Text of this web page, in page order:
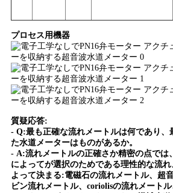
PRIVACY
POLICY
プロセス用機器
質疑応答:
- Q:最も正確な流れメートルは何であり、
た水道メーターはものがあるか。
- A:流れメートルの正確さか精密の点では
によってが選択のためである理性的な流
よって決まる:電磁石の流れメートル、超
ビン流れメートル、coriolisの流れメート